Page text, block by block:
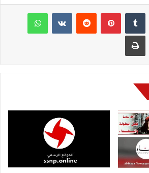
لينكدإن بينتيريست